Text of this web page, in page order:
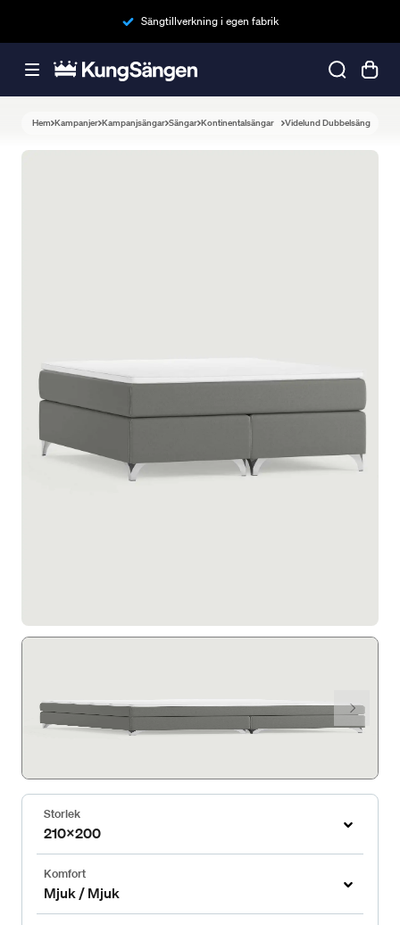
Sängtillverkning i egen fabrik
Hem Kampanjer Kampanjsängar Sängar Kontinentalsängar Videlund Dubbelsäng
Storlek
210x200
Komfort
Mjuk / Mjuk